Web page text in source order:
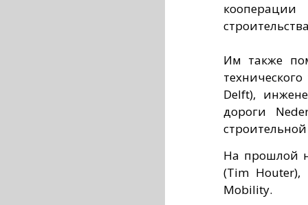
Им также
Delft),
дороги
На прошлой
(Tim Houter),
Mobility.